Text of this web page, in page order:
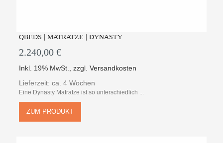
QBEDS | MATRATZE | DYNASTY
2.240,00 €
Inkl. 19% MwSt. ,zzgl.Versandkosten
Lieferzeit: ca. 4 Wochen
Eine Dynasty Matratze ist so unterschiedlich ...
ZUM PRODUKT